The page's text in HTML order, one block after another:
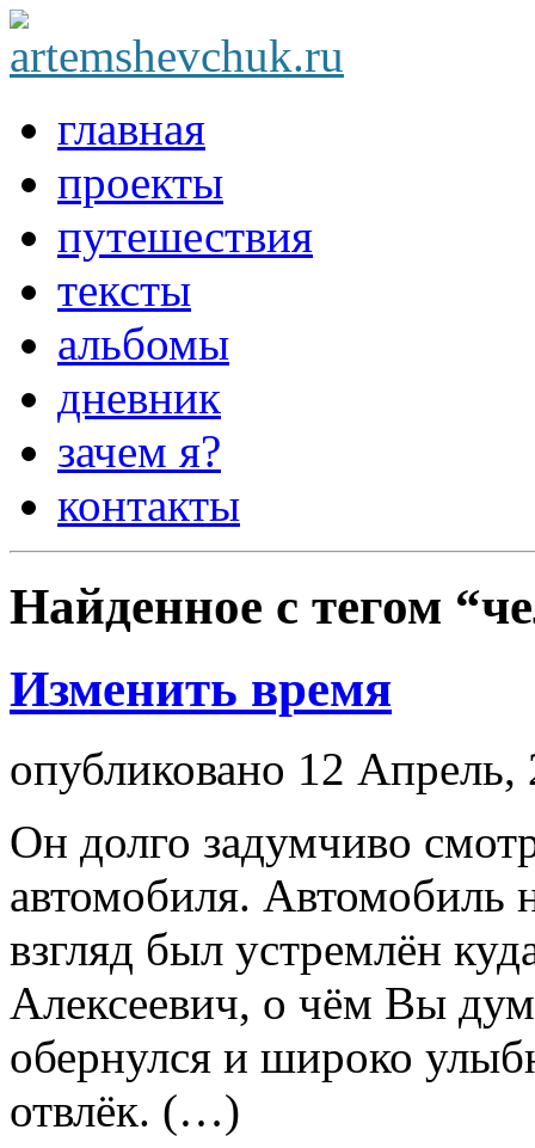
главная
проекты
путешествия
тексты
альбомы
дневник
зачем я?
контакты
Найденное с тегом
Изменить время
опубликовано 12 Апрель,
Он долго задумчиво
автомобиля. Автомобиль
взгляд был устремлён
Алексеевич, о чём Вы
обернулся и широко
отвлёк. (…)